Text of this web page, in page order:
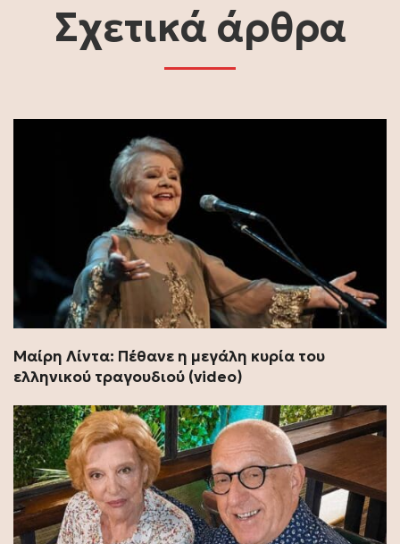
Σχετικά άρθρα
Μαίρη Λίντα: Πέθανε η μεγάλη κυρία του
ελληνικού τραγουδιού (video)